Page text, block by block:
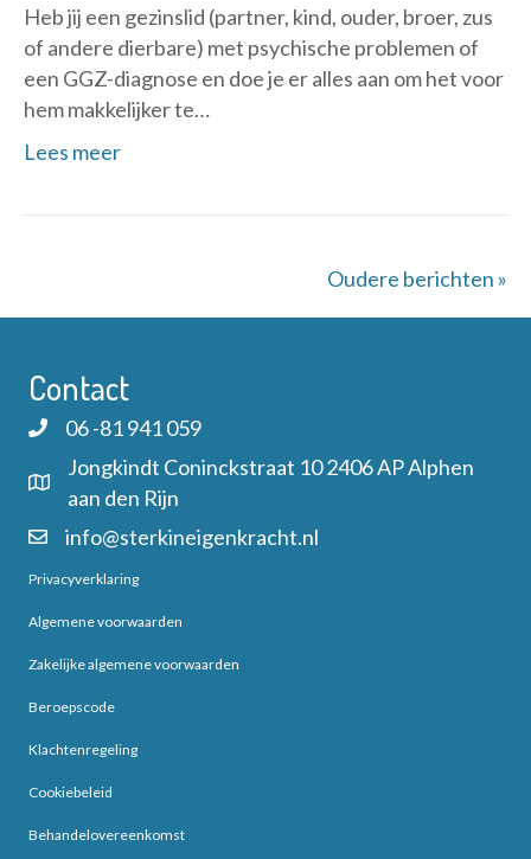
Heb jij een gezinslid (partner, kind, ouder, broer, zus
of andere dierbare) met psychische problemen of
een GGZ-diagnose en doe je er alles aan om het voor
hem makkelijker te…
Lees meer
Oudere berichten »
Contact
06 -81 941 059
Jongkindt Coninckstraat 10 2406 AP Alphen
aan den Rijn
info@sterkineigenkracht.nl
Privacyverklaring
Algemene voorwaarden
Zakelijke algemene voorwaarden
Beroepscode
Klachtenregeling
Cookiebeleid
Behandelovereenkomst